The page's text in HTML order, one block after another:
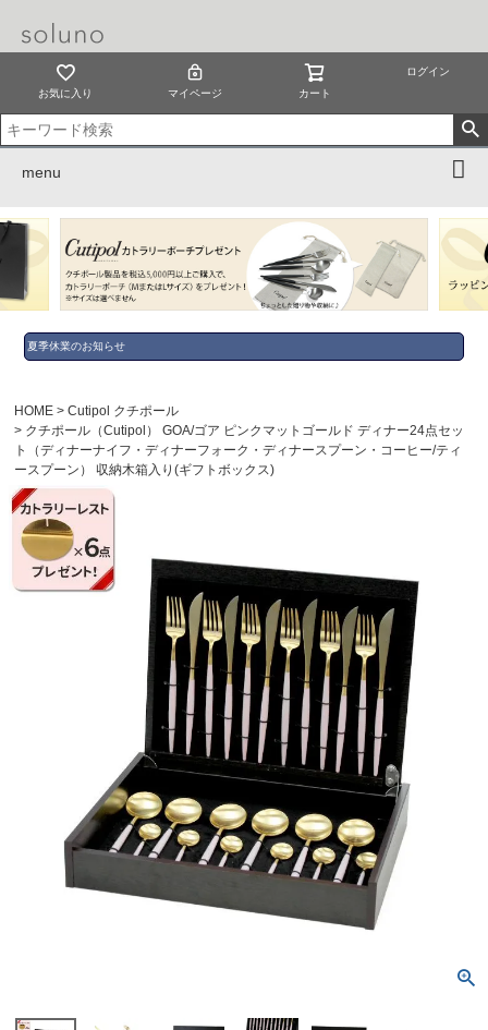
お気に入り マイページ カート
ログイン
menu
夏季休業のお知らせ
HOME
Cutipol クチポール
クチポール（Cutipol） GOA/ゴア ピンクマットゴールド ディナー24点セッ
ト（ディナーナイフ・ディナーフォーク・ディナースプーン・コーヒー/ティ
ースプーン） 収納木箱入り(ギフトボックス)